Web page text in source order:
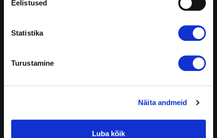
Eelistused
Statistika
Turustamine
Näita andmeid
Luba kõik